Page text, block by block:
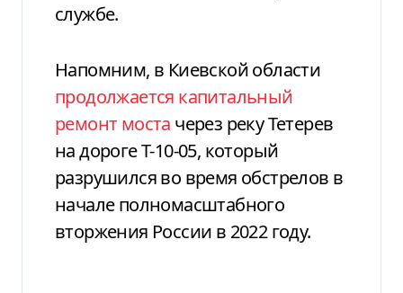
службе.
Напомним, в Киевской области
продолжается капитальный
ремонт моста через реку Тетерев
на дороге Т-10-05, который
разрушился во время обстрелов в
начале полномасштабного
вторжения России в 2022 году.